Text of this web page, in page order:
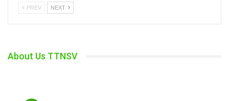
PREV NEXT
About Us TTNSV